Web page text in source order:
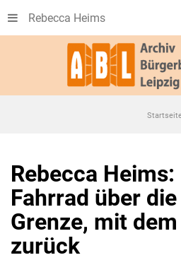
Rebecca Heims
Rebecca
Fahrrad über
Grenze, mit
zurück